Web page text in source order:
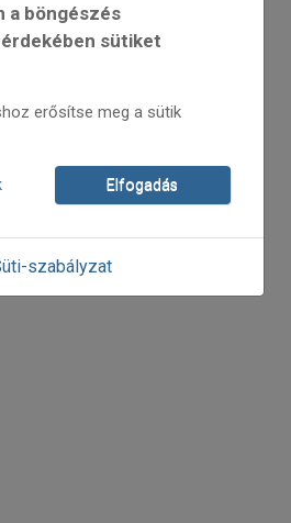
a böngészés
sütiket
erősítse meg a sütik
Elfogadás
szabályzat